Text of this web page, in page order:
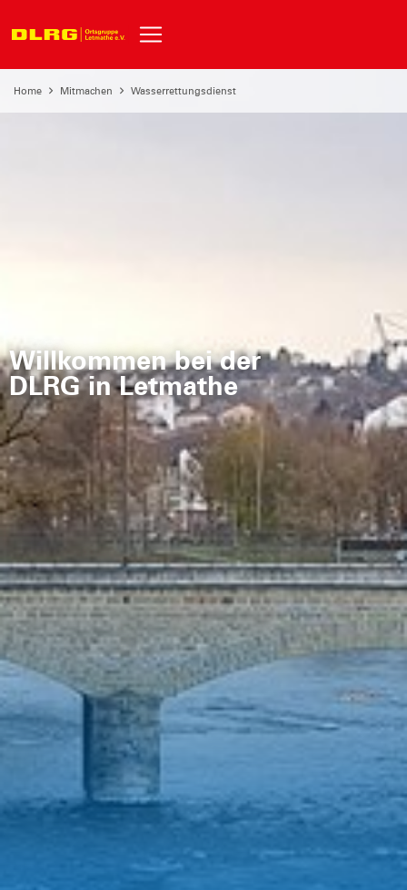
Home Mitmachen Wasserrettungsdienst
Willkommen bei der
DLRG in Letmathe